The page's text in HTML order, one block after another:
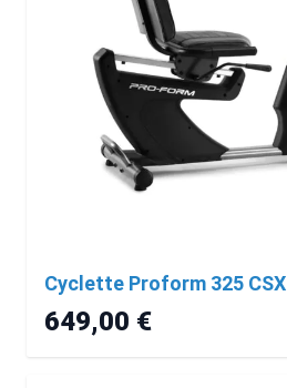
Cyclette Proform 325 CSX
649,00 €